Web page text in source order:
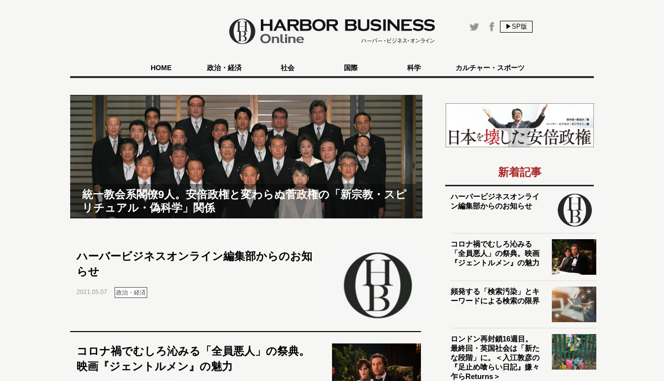
▶SP版
HOME 政治・経済 社会 国際 科学 カルチャー・スポーツ
統一教会系閣僚9人。安倍政権と変わらぬ菅政権の「新宗教・スピ
リチュアル・偽科学」関係
ハーバービジネスオンライン編集部からのお知
らせ
2021.05.07 政治・経済
コロナ禍でむしろ沁みる「全員悪人」の祭典。
映画『ジェントルメン』の魅力
新着記事
ハーバービジネスオンライ
ン編集部からのお知らせ
コロナ禍でむしろ沁みる
「全員悪人」の祭典。映画
『ジェントルメン』の魅力
頻発する「検索汚染」とキ
ーワードによる検索の限界
ロンドン再封鎖16週目。
最終回・英国社会は「新た
な段階」に。＜入江敦彦の
『足止め喰らい日記』嫌々
乍らReturns＞